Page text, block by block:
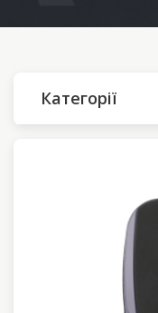
Категорії